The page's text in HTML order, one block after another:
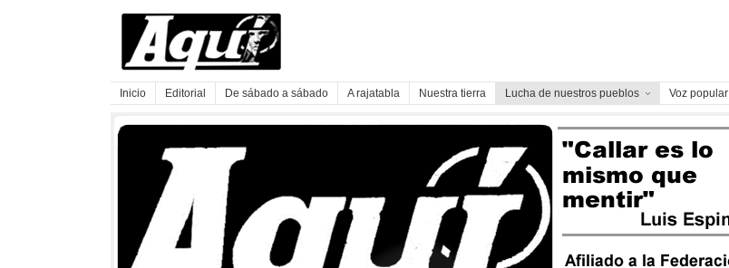
Inicio Editorial De sábado a sábado A rajatabla Nuestra tierra Lucha de nuestros pueblos Voz popular